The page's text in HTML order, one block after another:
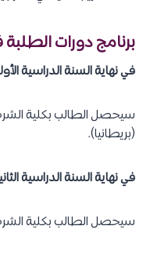
برنامج دورات
في نهاية السنة الدراسية
(بريطانيا).
في نهاية السنة الدراسية
سيحصل الطالب بكلية